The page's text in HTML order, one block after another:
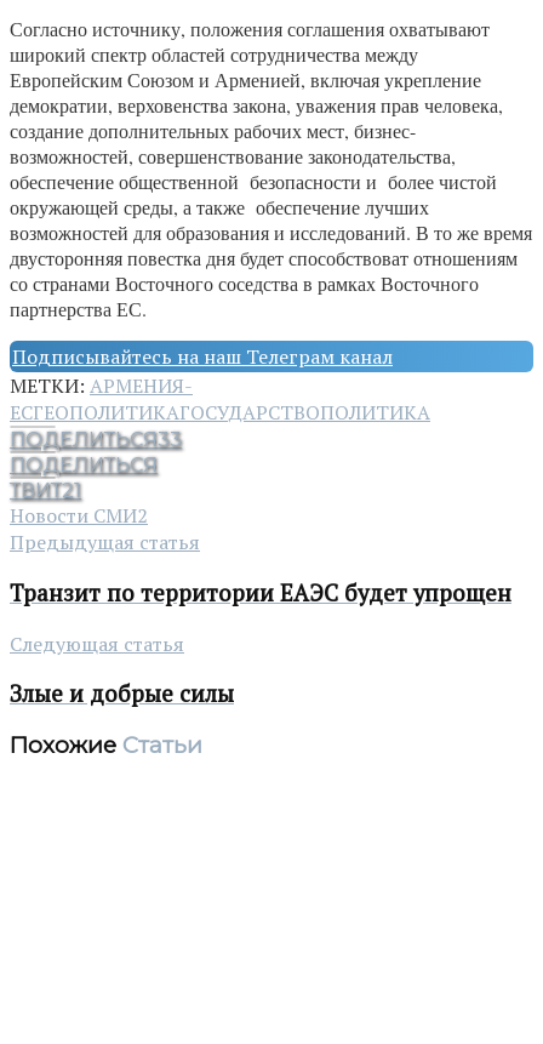
Согласно источнику, положения соглашения охватывают
широкий спектр областей сотрудничества между
Европейским Союзом и Арменией, включая укрепление
демократии, верховенства закона, уважения прав человека,
создание дополнительных рабочих мест, бизнес-
возможностей, совершенствование законодательства,
обеспечение общественной безопасности и более чистой
окружающей среды, а также обеспечение лучших
возможностей для образования и исследований. В то же время
двусторонняя повестка дня будет способствоват отношениям
со странами Восточного соседства в рамках Восточного
партнерства ЕС.
Подписывайтесь на наш Телеграм канал
МЕТКИ: АРМЕНИЯ-
ЕСГЕОПОЛИТИКАГОСУДАРСТВОПОЛИТИКА
ПОДЕЛИТЬСЯ33
ПОДЕЛИТЬСЯ
ТВИТ21
Новости СМИ2
Предыдущая статья
Транзит по территории ЕАЭС будет упрощен
Следующая статья
Злые и добрые силы
Похожие Статьи